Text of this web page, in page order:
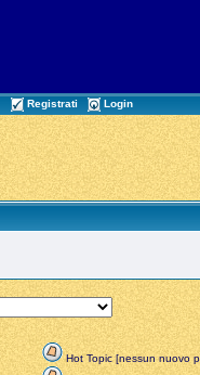
Registrati Login
Hot Topic [nessun nuovo